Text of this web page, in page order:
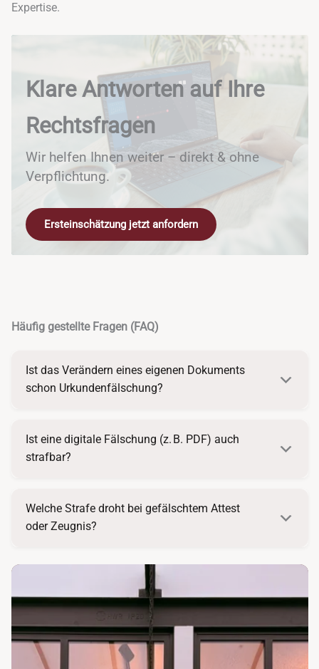
Expertise.
Klare Antworten auf Ihre
Rechtsfragen
Wir helfen Ihnen weiter – direkt & ohne
Verpflichtung.
Ersteinschätzung jetzt anfordern
Häufig gestellte Fragen (FAQ)
Ist das Verändern eines eigenen Dokuments
schon Urkundenfälschung?
Ist eine digitale Fälschung (z. B. PDF) auch
strafbar?
Welche Strafe droht bei gefälschtem Attest
oder Zeugnis?